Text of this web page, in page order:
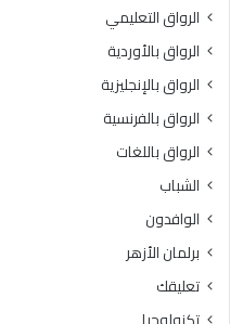
الرواق التعليمي
الرواق بالأوردية
الرواق بالإنجليزية
الرواق بالفرنسية
الرواق باللغات
الشباب
الوافدون
برلمان الأزهر
تعليقك